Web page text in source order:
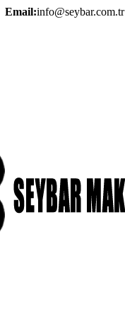
Email:info@seybar.com.tr